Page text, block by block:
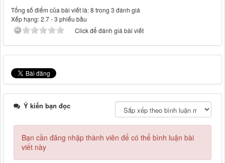
Tổng số điểm của bài viết là: 8 trong 3 đánh giá
Xếp hạng:2.7-3 phiếu bầu
Click để đánh giá bài viết
Ý kiến bạn đọc
Bạn cần đăng nhập thành viên để có thể bình luận bài
viết này